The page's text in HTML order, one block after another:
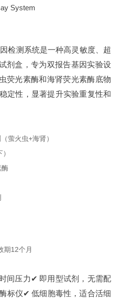
System
检测系统是一种高灵敏度、超
剂盒，专为双报告基因实验设
荧光素酶和海肾荧光素酶底物
定性，显著提升实验重复性和
萤火虫+海肾）
酶
期12个月
间压力 ✔ 即用型试剂，无需配
标仪✔ 低细胞毒性，适合活细